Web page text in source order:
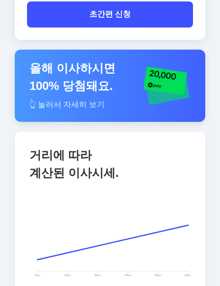
초간편 신청
올해 이사하시면
100% 당첨돼요.
👆 눌러서 자세히 보기
거리에 따라
계산된 이사시세.
0 km 20 km 40km 60 km 80 km 100 km